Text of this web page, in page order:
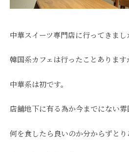
中華スイーツ専門店に行ってきまし
韓国系カフェは行ったことあります
中華系は初です。
店舗地下に有る為か今までにない雰
何を食したら良いのか分からずとり